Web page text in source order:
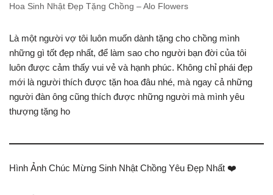
Hoa Sinh Nhật Đẹp Tặng Chồng – Alo Flowers
Là một người vợ tôi luôn muốn dành tặng cho chồng mình
những gì tốt đẹp nhất, để làm sao cho người bạn đời của tôi
luôn được cảm thấy vui vẻ và hạnh phúc. Không chỉ phái đẹp
mới là người thích được tặn hoa đâu nhé, mà ngay cả những
người đàn ông cũng thích được những người mà mình yêu
thượng tặng ho
Hình Ảnh Chúc Mừng Sinh Nhật Chồng Yêu Đẹp Nhất ❤️